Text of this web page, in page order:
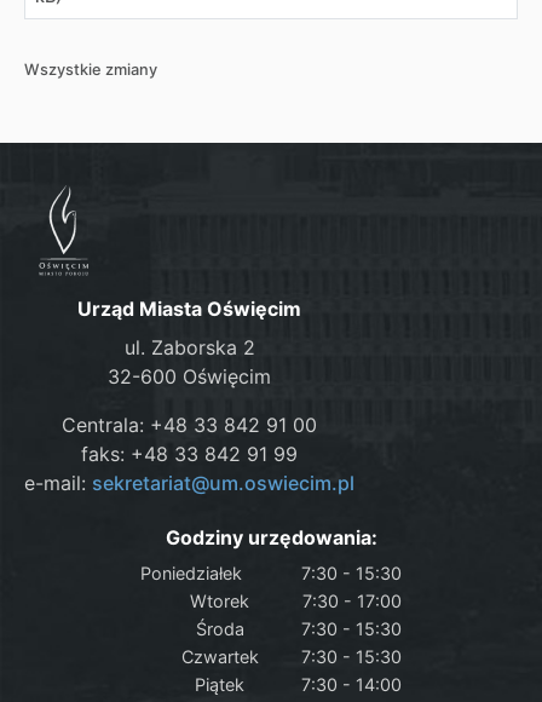
Wszystkie zmiany
Urząd Miasta Oświęcim
ul. Zaborska 2
32-600 Oświęcim
Centrala: +48 33 842 91 00
faks: +48 33 842 91 99
e-mail: sekretariat@um.oswiecim.pl
Godziny urzędowania:
Poniedziałek
7:30 - 15:30
Wtorek
7:30 - 17:00
Środa
7:30 - 15:30
Czwartek
7:30 - 15:30
Piątek
7:30 - 14:00